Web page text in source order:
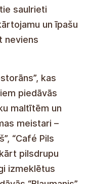
saulrieti
un īpašu
neviens
kas
piedāvās
maltītēm un
meistari –
“Café Pils
pilsdrupu
izmeklētus